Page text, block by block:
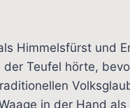
Himmelsfürst und
Teufel hörte,
in der Hand